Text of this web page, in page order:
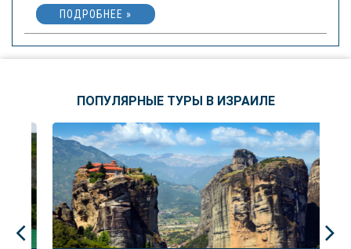
ПОДРОБНЕЕ »
ПОПУЛЯРНЫЕ ТУРЫ В ИЗРАИЛЕ